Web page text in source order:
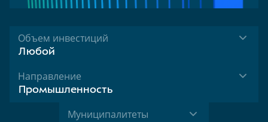
Объем инвестиций
Любой
Направление
Промышленность
Муниципалитеты